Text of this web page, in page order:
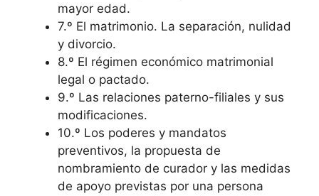
mayor edad.
7.º El matrimonio. La separación, nulidad
y divorcio.
8.º El régimen económico matrimonial
legal o pactado.
9.º Las relaciones paterno-filiales y sus
modificaciones.
10.º Los poderes y mandatos
preventivos, la propuesta de
nombramiento de curador y las medidas
de apoyo previstas por una persona